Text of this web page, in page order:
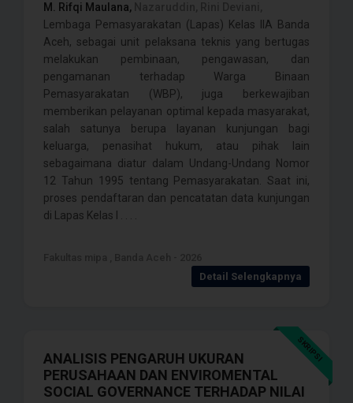
M. Rifqi Maulana,
Lembaga Pemasyarakatan (Lapas) Kelas IIA Banda
Aceh, sebagai unit pelaksana teknis yang bertugas
melakukan pembinaan, pengawasan, dan
pengamanan terhadap Warga Binaan
Pemasyarakatan (WBP), juga berkewajiban
memberikan pelayanan optimal kepada masyarakat,
salah satunya berupa layanan kunjungan bagi
keluarga, penasihat hukum, atau pihak lain
sebagaimana diatur dalam Undang-Undang Nomor
12 Tahun 1995 tentang Pemasyarakatan. Saat ini,
proses pendaftaran dan pencatatan data kunjungan
di Lapas Kelas I . . . .
Detail Selengkapnya
SKRIPSI
ANALISIS PENGARUH UKURAN
PERUSAHAAN DAN ENVIROMENTAL
SOCIAL GOVERNANCE TERHADAP NILAI